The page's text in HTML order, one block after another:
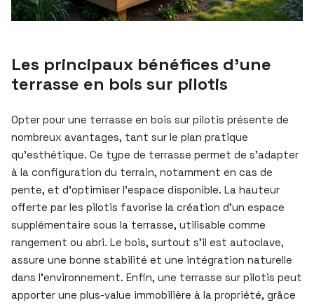
Les principaux bénéfices d’une
terrasse en bois sur pilotis
Opter pour une terrasse en bois sur pilotis présente de
nombreux avantages, tant sur le plan pratique
qu’esthétique. Ce type de terrasse permet de s’adapter
à la configuration du terrain, notamment en cas de
pente, et d’optimiser l’espace disponible. La hauteur
offerte par les pilotis favorise la création d’un espace
supplémentaire sous la terrasse, utilisable comme
rangement ou abri. Le bois, surtout s’il est autoclave,
assure une bonne stabilité et une intégration naturelle
dans l’environnement. Enfin, une terrasse sur pilotis peut
apporter une plus-value immobilière à la propriété, grâce